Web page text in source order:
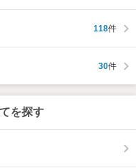
118件
30件
を探す